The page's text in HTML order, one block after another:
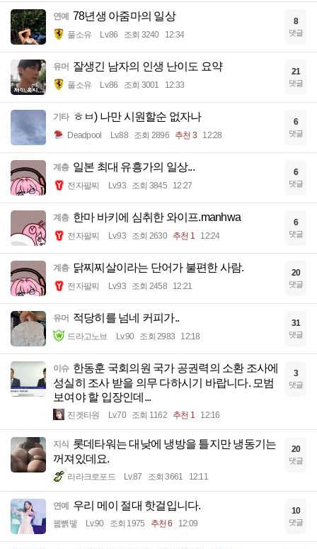
연예 78년생 아줌마의 일상
풀소유 Lv.86 조회 3240 12:34
8
댓글
유머 잘생긴 남자의 인생 난이도 요약
풀소유 Lv.86 조회 3001 12:33
21
댓글
기타 ㅎㅂ) 나만 시원할순 없자나
Deadpool Lv.88 조회 2896 추천 3 12:28
6
댓글
계층 일본 최대 유흥가의 일상...
전자팔찌 Lv.93 조회 3845 12:27
6
댓글
계층 한마 바키에 심취한 와이프.manhwa
전자팔찌 Lv.93 조회 2630 추천 1 12:24
6
댓글
계층 닭찌찌살이라는 단어가 불편한 사람.
전자팔찌 Lv.93 조회 2458 12:21
20
댓글
유머 적당히를 넘네 커피가..
드라고노브 Lv.90 조회 2983 12:18
31
댓글
이슈 한동훈 국회의원 국가 공권력의 소환 조사에
성실히 조사 받을 의무 다하시기 바랍니다. 모범
보여야 할 입장인데...
진겟타원 Lv.70 조회 1162 추천 1 12:16
3
댓글
지식
롯데타워는 대낮에 냉방을 틀지만 냉동기는
꺼져있데요.
라라크로포드 Lv.87 조회 3661 12:11
20
댓글
연예 우리 메이 절대 핫걸입니다.
꿻뻵뗗 Lv.90 조회 1975 추천 6 12:09
10
댓글